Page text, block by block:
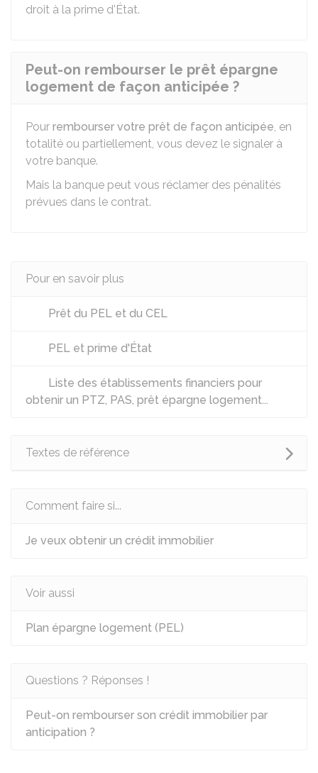
droit à la prime d'État.
Peut-on rembourser le prêt épargne
logement de façon anticipée ?
Pour rembourser votre prêt de façon anticipée, en
totalité ou partiellement, vous devez le signaler à
votre banque.
Mais la banque peut vous réclamer des pénalités
prévues dans le contrat.
Pour en savoir plus
Prêt du PEL et du CEL
PEL et prime d'État
Liste des établissements financiers pour
obtenir un PTZ, PAS, prêt épargne logement...
Textes de référence
Comment faire si...
Je veux obtenir un crédit immobilier
Voir aussi
Plan épargne logement (PEL)
Questions ? Réponses !
Peut-on rembourser son crédit immobilier par
anticipation ?